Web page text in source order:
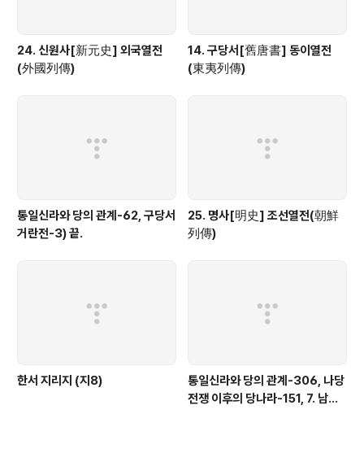
24. 신원사[新元史] 외국열전
(外國列傳)
14. 구당서[舊唐書] 동이열전
(東夷列傳)
통일신라와 당의 관계-62, 구당서
거란전-3) 끝.
25. 명사[明史] 조선열전(朝鮮
列傳)
한서 지리지 (지8)
통일신라와 당의 관계-306, 나당
전쟁 이후의 당나라-151, 7. 남조